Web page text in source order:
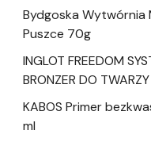
Bydgoska Wytwórnia
Puszce 70g
INGLOT FREEDOM
BRONZER DO
KABOS Primer
ml